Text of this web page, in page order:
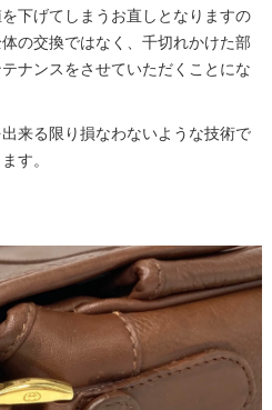
下げてしまうお直しとなりますの
の交換ではなく、千切れかけた部
ナンスをさせていただくことにな
来る限り損なわないような技術で
す。